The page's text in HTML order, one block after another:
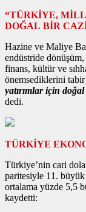
“TÜRKİYE,
DOĞAL BİR
Hazine ve Maliye
endüstride
finans, kültür ve
önemsediklerini tabir
yatırımlar için
dedi.
TÜRKİYE
Türkiye’nin cari
paritesiyle 11. büyük
ortalama yüzde 5,5
kaydetti: